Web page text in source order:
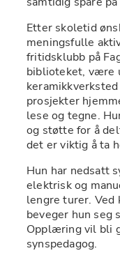
Etter skoletid
meningsfulle
fritidsklubb på
biblioteket, være
prosjekter
lese og tegne.
og støtte for å
det er viktig å ta
Hun har nedsatt
elektrisk og
lengre turer. Ved
beveger hun seg
Opplæring vil bli
synspedagog.